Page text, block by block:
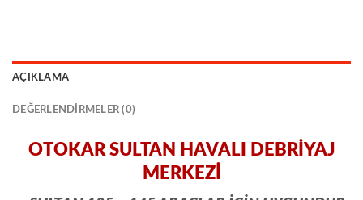
AÇIKLAMA
DEĞERLENDIRMELER (0)
OTOKAR SULTAN HAVALI DEBRİYAJ
MERKEZİ